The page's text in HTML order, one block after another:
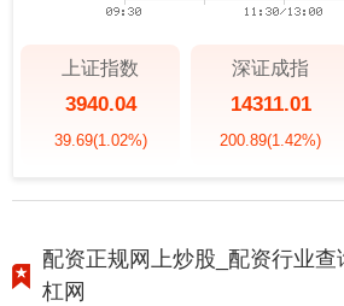
上证指数
3940.04
39.69(1.02%)
深证成指
14311.01
200.89(1.42%)
配资正规网上炒股_配资行业查
杠网